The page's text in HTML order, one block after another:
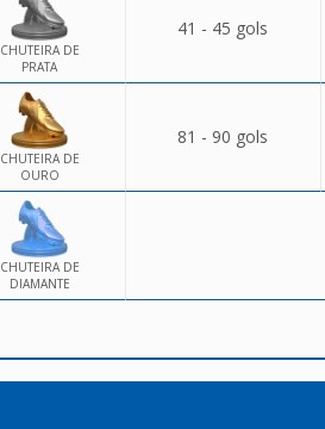
CHUTEIRA DE
PRATA
41 - 45 gols
CHUTEIRA DE
OURO
81 - 90 gols
CHUTEIRA DE
DIAMANTE